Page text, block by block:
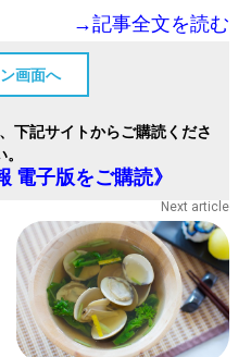
→記事全文を読む
画面へ
下記サイトからご購読くださ
。
電子版をご購読》
Next article